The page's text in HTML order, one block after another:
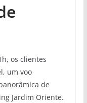
os clientes
um voo
de
Jardim Oriente.